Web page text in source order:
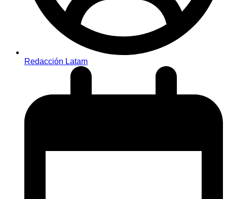
Redacción Latam